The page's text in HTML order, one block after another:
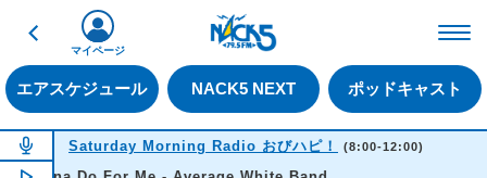
戻る
エアスケジュール NACK5 NEXT ポッドキャスト
マイページ
NOW ON AIR
Saturday Morning Radio おびハピ！ (8:00-12:00)